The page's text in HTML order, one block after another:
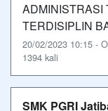
ADMINISTRASI
TERDISIPLIN
20/02/2023 10:15 -
1394 kali
SMK PGRI